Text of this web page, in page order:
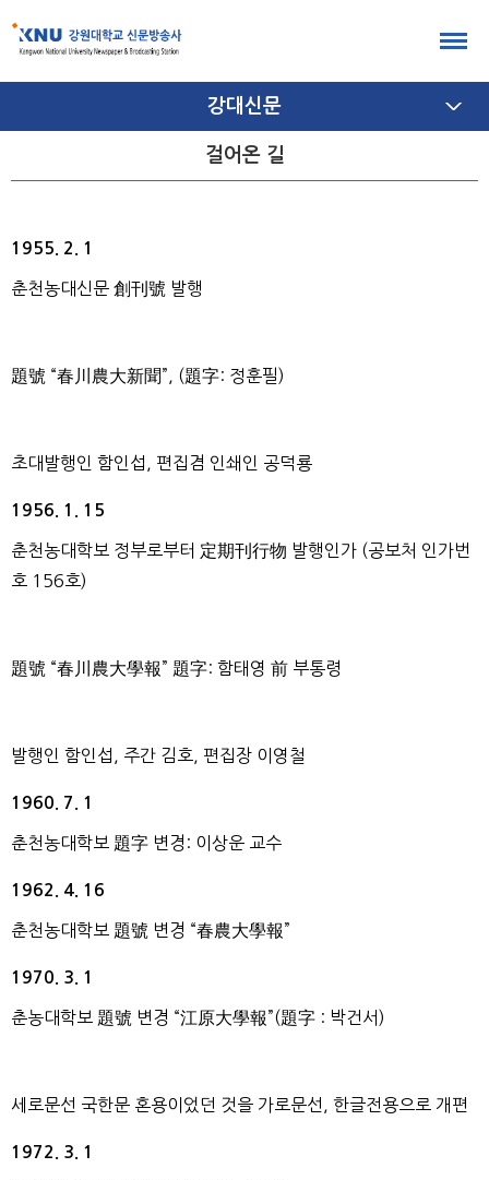
가
체
메
여닫기
강대신문
걸어온 길
1955. 2. 1
춘천농대신문 創刊號 발행
題號 “春川農大新聞”, (題字: 정훈필)
초대발행인 함인섭, 편집겸 인쇄인 공덕룡
1956. 1. 15
춘천농대학보 정부로부터 定期刊行物 발행인가 (공보처 인가번
호 156호)
題號 “春川農大學報” 題字: 함태영 前 부통령
발행인 함인섭, 주간 김호, 편집장 이영철
1960. 7. 1
춘천농대학보 題字 변경: 이상운 교수
1962. 4. 16
춘천농대학보 題號 변경 “春農大學報”
1970. 3. 1
춘농대학보 題號 변경 “江原大學報”(題字 : 박건서)
세로문선 국한문 혼용이었던 것을 가로문선, 한글전용으로 개편
1972. 3. 1